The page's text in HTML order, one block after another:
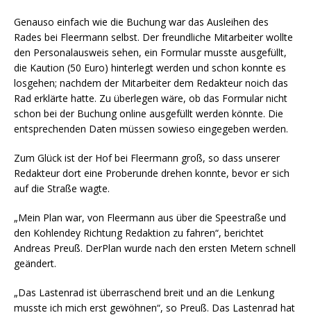
Genauso einfach wie die Buchung war das Ausleihen des
Rades bei Fleermann selbst. Der freundliche Mitarbeiter wollte
den Personalausweis sehen, ein Formular musste ausgefüllt,
die Kaution (50 Euro) hinterlegt werden und schon konnte es
losgehen; nachdem der Mitarbeiter dem Redakteur noich das
Rad erklärte hatte. Zu überlegen wäre, ob das Formular nicht
schon bei der Buchung online ausgefüllt werden könnte. Die
entsprechenden Daten müssen sowieso eingegeben werden.
Zum Glück ist der Hof bei Fleermann groß, so dass unserer
Redakteur dort eine Proberunde drehen konnte, bevor er sich
auf die Straße wagte.
„Mein Plan war, von Fleermann aus über die Speestraße und
den Kohlendey Richtung Redaktion zu fahren“, berichtet
Andreas Preuß. DerPlan wurde nach den ersten Metern schnell
geändert.
„Das Lastenrad ist überraschend breit und an die Lenkung
musste ich mich erst gewöhnen“, so Preuß. Das Lastenrad hat